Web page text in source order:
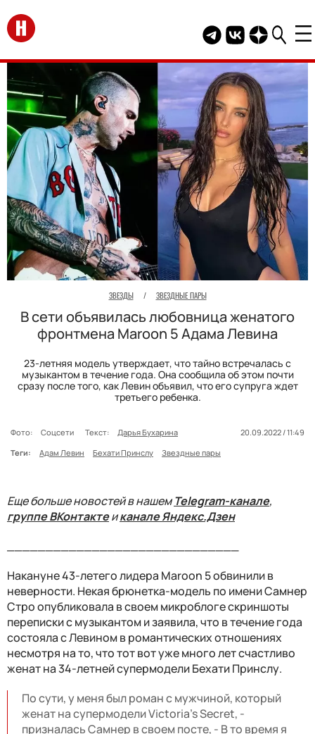
Перейти на главную
Telegram канал
Группа HELLO
Канал
ЗВЕЗДЫ / ЗВЕЗДНЫЕ ПАРЫ
В сети объявилась любовница женатого
фронтмена Maroon 5 Адама Левина
23-летняя модель утверждает, что тайно встречалась с
музыкантом в течение года. Она сообщила об этом почти
сразу после того, как Левин объявил, что его супруга ждет
третьего ребенка.
Фото: Соцсети Текст: Дарья Бухарина
20.09.2022 / 11:49
Теги:
Адам Левин Бехати Принслу Звездные пары
Еще больше новостей в нашемTelegram-канале,
группе ВКонтактеиканале Яндекс.Дзен
Накануне 43-летего лидера Maroon 5 обвинили в
неверности. Некая брюнетка-модель по имени Самнер
Стро опубликовала в своем микроблоге скриншоты
переписки с музыкантом и заявила, что в течение года
состояла с Левином в романтических отношениях
несмотря на то, что тот вот уже много лет счастливо
женат на 34-летней супермодели Бехати Принслу.
По сути, у меня был роман с мужчиной, который
женат на супермодели Victoria's Secret, -
призналась Самнер в своем посте, - В то время я